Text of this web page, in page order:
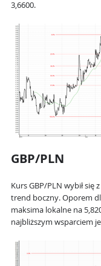
3,6600.
GBP/PLN
Kurs GBP/PLN wybił się
trend boczny. Oporem
maksima lokalne na
najbliższym wsparciem